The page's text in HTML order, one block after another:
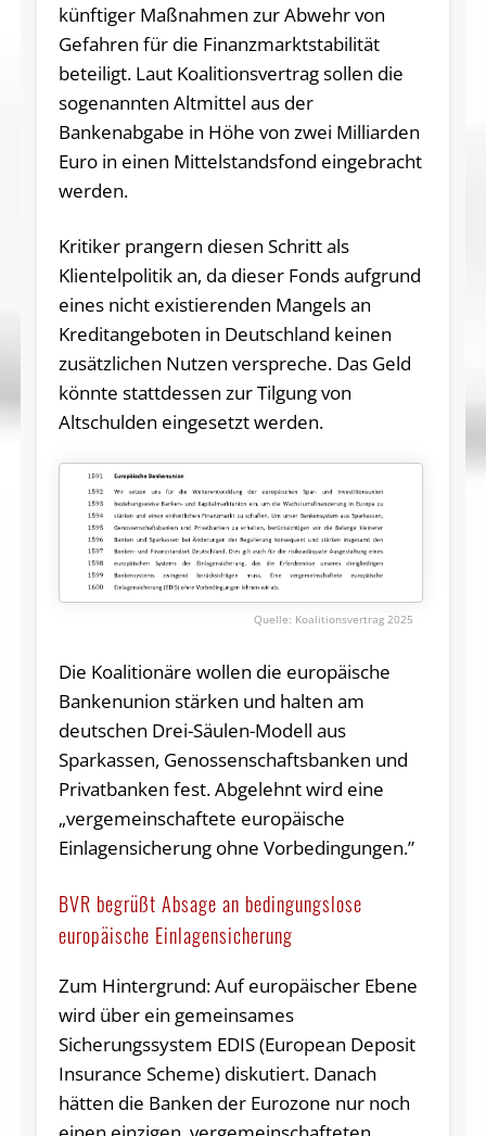
künftiger Maßnahmen zur Abwehr von
Gefahren für die Finanzmarktstabilität
beteiligt. Laut Koalitionsvertrag sollen die
sogenannten Altmittel aus der
Bankenabgabe in Höhe von zwei Milliarden
Euro in einen Mittelstandsfond eingebracht
werden.
Kritiker prangern diesen Schritt als
Klientelpolitik an, da dieser Fonds aufgrund
eines nicht existierenden Mangels an
Kreditangeboten in Deutschland keinen
zusätzlichen Nutzen verspreche. Das Geld
könnte stattdessen zur Tilgung von
Altschulden eingesetzt werden.
Koalitionsvertrag 2025
Die Koalitionäre wollen die europäische
Bankenunion stärken und halten am
deutschen Drei-Säulen-Modell aus
Sparkassen, Genossenschaftsbanken und
Privatbanken fest. Abgelehnt wird eine
„vergemeinschaftete europäische
Einlagensicherung ohne Vorbedingungen.”
BVR begrüßt Absage an bedingungslose
europäische Einlagensicherung
Zum Hintergrund: Auf europäischer Ebene
wird über ein gemeinsames
Sicherungssystem EDIS (European Deposit
Insurance Scheme) diskutiert. Danach
hätten die Banken der Eurozone nur noch